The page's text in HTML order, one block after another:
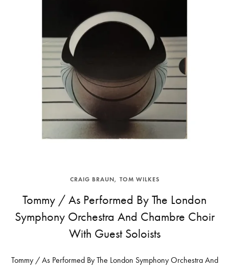
CRAIG BRAUN TOM WILKES
Tommy / As Performed By The London
Symphony Orchestra And Chambre Choir
With Guest Soloists
Tommy / As Performed By The London Symphony Orchestra And